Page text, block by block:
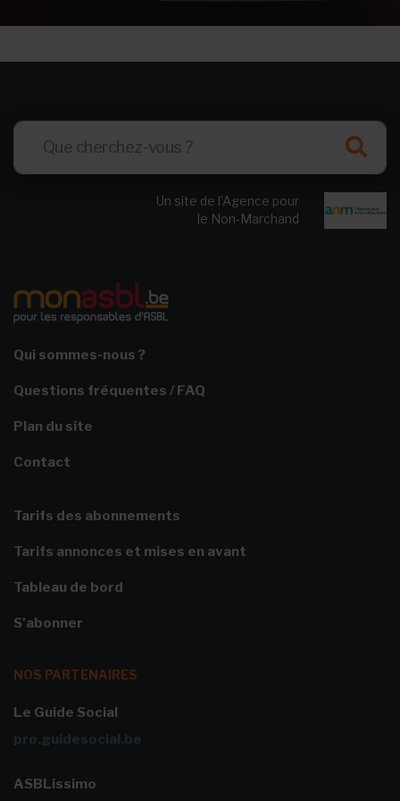
Un site de l’Agence pour
le Non-Marchand
Qui sommes-nous ?
Questions fréquentes / FAQ
Plan du site
Contact
Tarifs des abonnements
Tarifs annonces et mises en avant
Tableau de bord
S'abonner
NOS PARTENAIRES
Le Guide Social
pro.guidesocial.be
ASBLissimo